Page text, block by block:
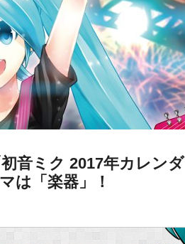
音ミク 2017年カレンダ
は「楽器」！